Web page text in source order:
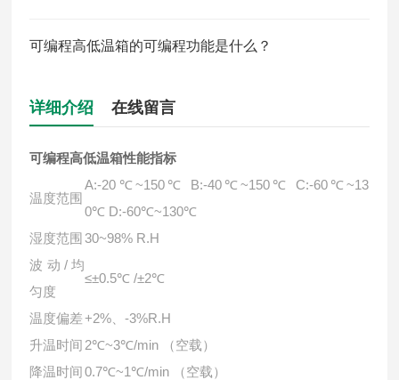
可编程高低温箱的可编程功能是什么？
详细介绍 在线留言
可编程高低温箱性能指标
温度范围
A:-20℃~150℃ B:-40℃~150℃ C:-60℃~13
0℃ D:-60℃~130℃
湿度范围 30~98% R.H
波动/均
匀度
≤±0.5℃ /±2℃
温度偏差 +2%、-3%R.H
升温时间 2℃~3℃/min （空载）
降温时间 0.7℃~1℃/min （空载）